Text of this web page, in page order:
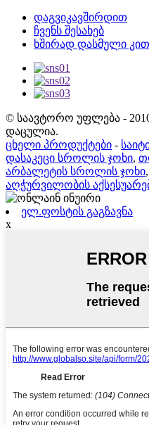
დაგვიკავშირდით
ჩვენს შესახებ
ხშირად დასმული
© საავტორო უფლება -
დაცულია.
ცხელი პროდუქტები -
დასაკეცი სროლის ჯოხი,
არბალეტის სროლის ჯოხი,
აღჭურვილობის
ელ.ფოსტის გაგზავნა
x